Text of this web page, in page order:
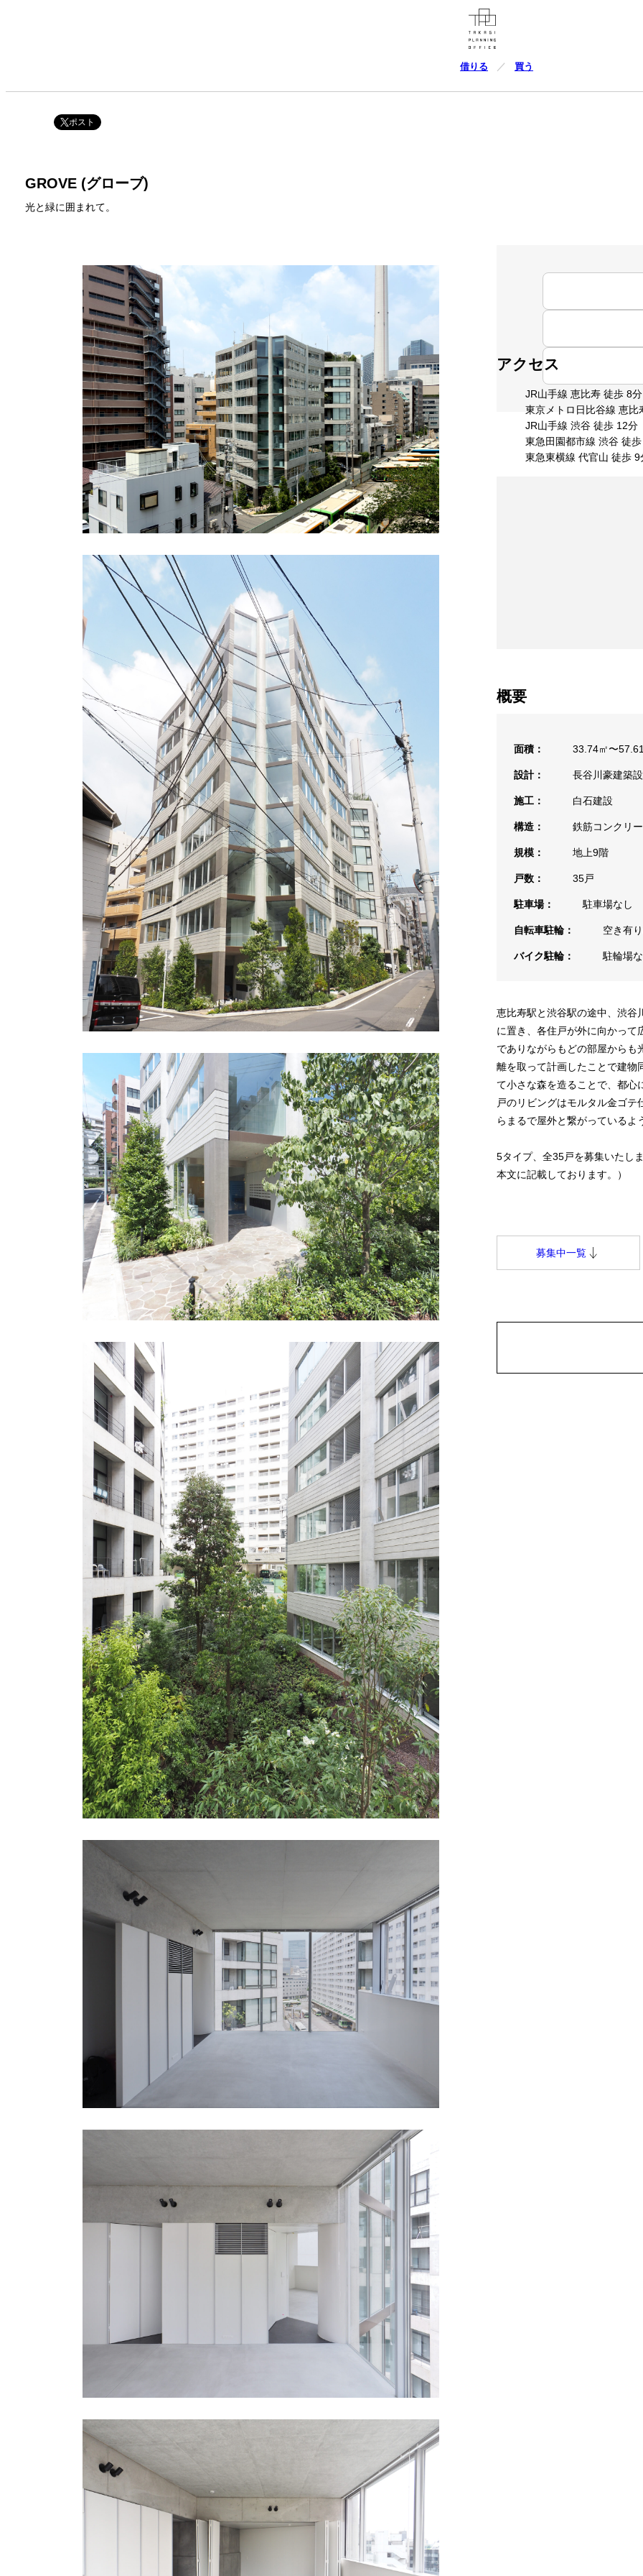
借りる 買う
ポスト
GROVE (グローブ)
光と緑に囲まれて。
アクセス
JR山手線 恵比寿 徒歩 8分
東京メトロ日比谷線 恵比
JR山手線 渋谷 徒歩 12分
東急田園都市線 渋谷 徒
東急東横線 代官山 徒歩 9
概要
面積： 33.74㎡〜
設計： 長谷川豪建築
施工： 白石建設
構造： 鉄筋コンクリ
規模： 地上9階
戸数： 35戸
駐車場： 駐車場なし
自転車駐輪： 空き有
バイク駐輪： 駐輪場
恵比寿駅と渋谷駅の途中、渋谷
に置き、各住戸が外に向かって
でありながらもどの部屋からも
離を取って計画したことで建物
て小さな森を造ることで、都心
戸のリビングはモルタル金ゴ
らまるで屋外と繋がっているよ
5タイプ、全35戸を募集いたし
本文に記載しております。）
募集中一覧